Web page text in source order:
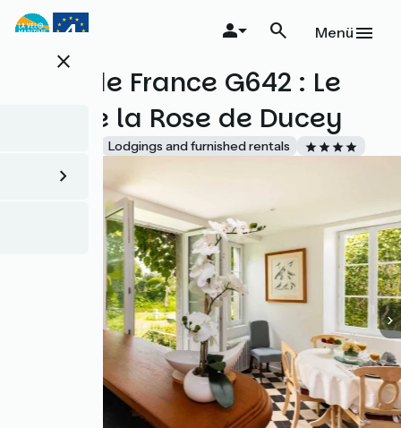
Direkt
zum
close
Menü
Gîtes de France G642 : Le
Gîte de la Rose de Ducey
Lodgings and furnished rentals